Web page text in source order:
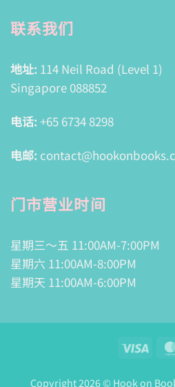
联系我们
地址: 114 Neil Road (Level 1)
Singapore 088852
电话: +65 6734 8298
电邮:
门市营业时间
星期三～五 11:00AM-7:00PM
星期六 11:00AM-8:00PM
星期天 11:00AM-6:00PM
Visa
Copyright 2026 © Hook on